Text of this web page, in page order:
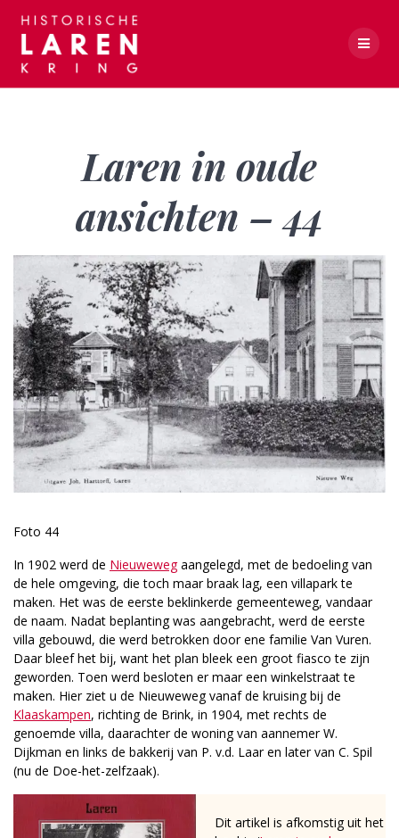
Laren in oude
ansichten – 44
Foto 44
In 1902 werd de Nieuwewegaangelegd, met de bedoeling van
de hele omgeving, die toch maar braak lag, een villapark te
maken. Het was de eerste beklinkerde gemeenteweg, vandaar
de naam. Nadat beplanting was aangebracht, werd de eerste
villa gebouwd, die werd betrokken door ene familie Van Vuren.
Daar bleef het bij, want het plan bleek een groot fiasco te zijn
geworden. Toen werd besloten er maar een winkelstraat te
maken. Hier ziet u de Nieuweweg vanaf de kruising bij de
Klaaskampen, richting de Brink, in 1904, met rechts de
genoemde villa, daarachter de woning van aannemer W.
Dijkman en links de bakkerij van P. v.d. Laar en later van C. Spil
(nu de Doe-het-zelfzaak).
Dit artikel is afkomstig uit het